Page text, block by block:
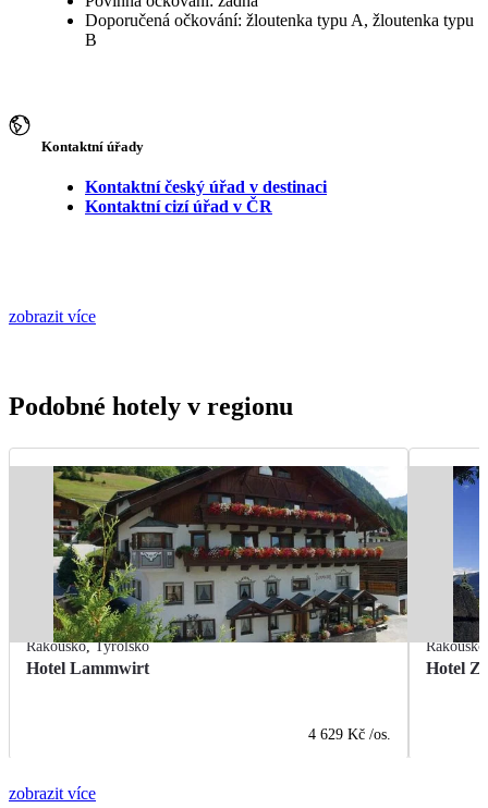
Doporučená očkování: žloutenka typu A, žloutenka typu
B
Kontaktní úřady
Kontaktní český úřad v destinaci
Kontaktní cizí úřad v ČR
zobrazit více
Podobné hotely v regionu
Rakousko,Tyrolsko
Hotel Lammwirt
4 629 Kč /os.
Rakousko
Hotel
zobrazit více